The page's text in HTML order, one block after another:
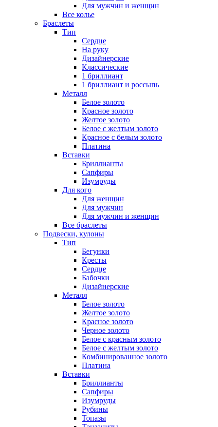
Для мужчин и женщин
Все колье
Браслеты
Тип
Сердце
На руку
Дизайнерские
Классические
1 бриллиант
1 бриллиант и россыпь
Металл
Белое золото
Красное золото
Желтое золото
Белое с желтым золото
Красное с белым золото
Платина
Вставки
Бриллианты
Сапфиры
Изумруды
Для кого
Для женщин
Для мужчин
Для мужчин и женщин
Все браслеты
Подвески, кулоны
Тип
Бегунки
Кресты
Сердце
Бабочки
Дизайнерские
Металл
Белое золото
Желтое золото
Красное золото
Черное золото
Белое с красным золото
Белое с желтым золото
Комбинированное золото
Платина
Вставки
Бриллианты
Сапфиры
Изумруды
Рубины
Топазы